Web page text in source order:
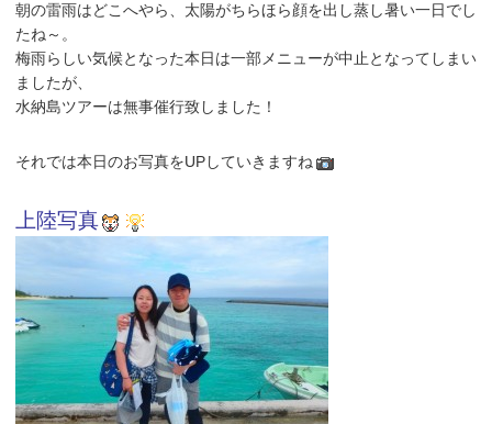
朝の雷雨はどこへやら、太陽がちらほら顔を出し蒸し暑い一日でし
たね～。
梅雨らしい気候となった本日は一部メニューが中止となってしまい
ましたが、
水納島ツアーは無事催行致しました！
それでは本日のお写真をUPしていきますね
上陸写真